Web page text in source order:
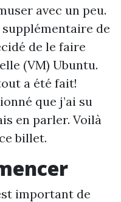
avec un peu.
de
de le faire
(VM) Ubuntu.
a été fait!
que j’ai su
en parler. Voilà
billet.
important de